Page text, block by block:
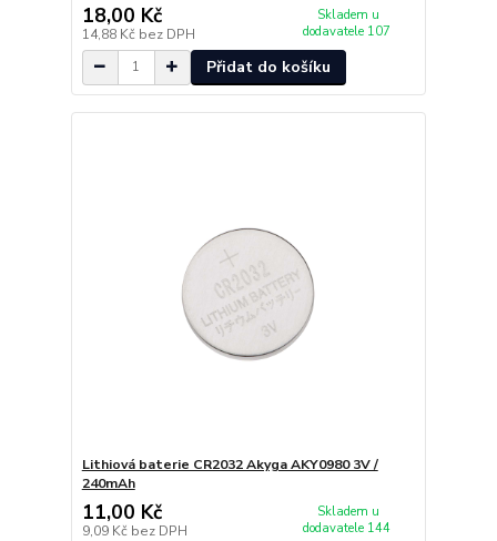
18,00 Kč
14,88 Kč bez DPH
Skladem u
dodavatele 107
Přidat do košíku
Lithiová baterie CR2032 Akyga AKY0980 3V /
240mAh
11,00 Kč
9,09 Kč bez DPH
Skladem u
dodavatele 144